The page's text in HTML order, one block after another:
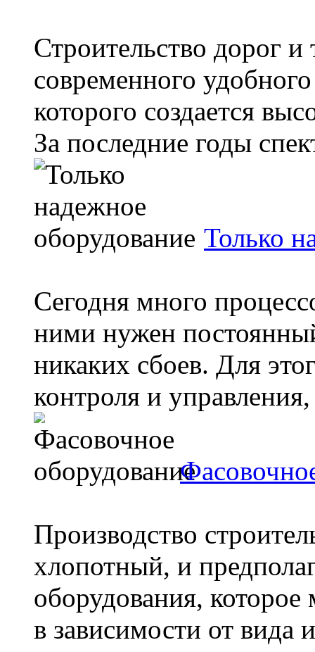
Строительство дорог и
современного
которого создается
За последние годы
Только
Сегодня много
ними нужен
никаких сбоев. Для
контроля и
Производство
хлопотный, и
оборудования, которое
в зависимости от